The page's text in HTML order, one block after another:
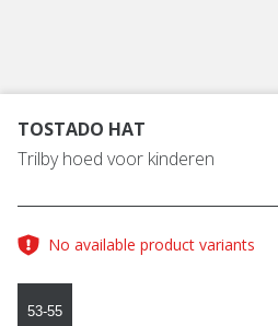
TOSTADO HAT
Trilby hoed voor kinderen
No available product variants
53-55